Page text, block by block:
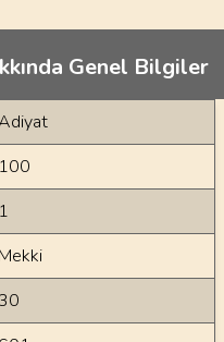
Genel Bilgiler
100
1
Mekki